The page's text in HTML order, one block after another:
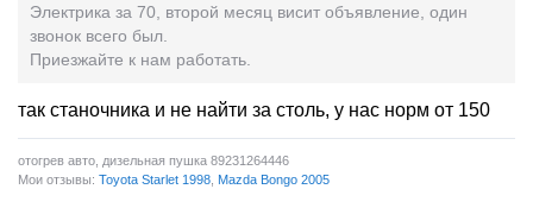
Электрика за 70, второй месяц висит объявление, один
звонок всего был.
Приезжайте к нам работать.
так станочника и не найти за столь, у нас норм от 150
отогрев авто, дизельная пушка 89231264446
Мои отзывы: Toyota Starlet 1998 Mazda Bongo 2005